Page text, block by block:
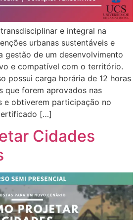
e integral na
urbanas sustentáveis e
gestão de um desenvolvimento
e compatível com o território.
possui carga horária de 12 horas
que forem aprovados nas
e obtiverem participação no
[…]
Cidades